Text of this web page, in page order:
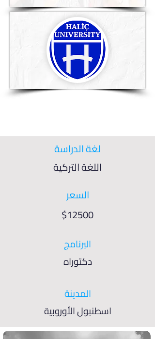
لغة الدراسة
اللغة التركية
السعر
$12500
البرنامج
دكتوراه
المدينة
اسطنبول الأوروبية